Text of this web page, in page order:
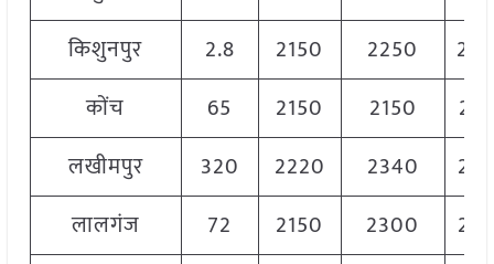
किशुनपुर
2.8 2150 2250
कोंच
65 2150 2150
लखीमपुर
320 2220 2340
लालगंज
72 2150 2300